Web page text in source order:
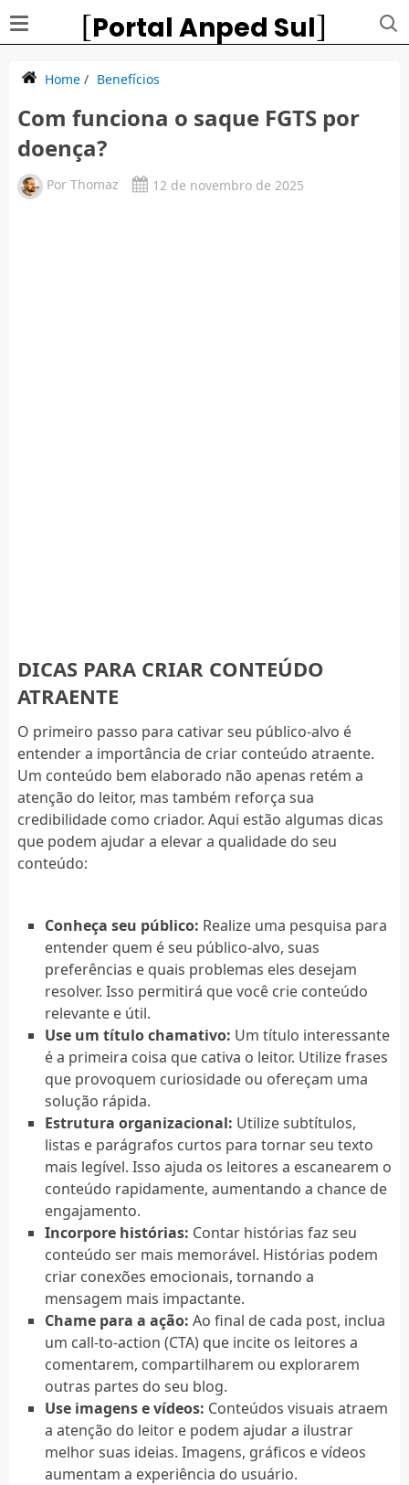
Portal Anped Sul
Home/ Benefícios
Com funciona o saque FGTS por
doença?
Por Thomaz 12 de novembro de 2025
DICAS PARA CRIAR CONTEÚDO
ATRAENTE
O primeiro passo para cativar seu público-alvo é
entender a importância de criar conteúdo atraente.
Um conteúdo bem elaborado não apenas retém a
atenção do leitor, mas também reforça sua
credibilidade como criador. Aqui estão algumas dicas
que podem ajudar a elevar a qualidade do seu
conteúdo:
Conheça seu público: Realize uma pesquisa para
entender quem é seu público-alvo, suas
preferências e quais problemas eles desejam
resolver. Isso permitirá que você crie conteúdo
relevante e útil.
Use um título chamativo: Um título interessante
é a primeira coisa que cativa o leitor. Utilize frases
que provoquem curiosidade ou ofereçam uma
solução rápida.
Estrutura organizacional: Utilize subtítulos,
listas e parágrafos curtos para tornar seu texto
mais legível. Isso ajuda os leitores a escanearem o
conteúdo rapidamente, aumentando a chance de
engajamento.
Incorpore histórias: Contar histórias faz seu
conteúdo ser mais memorável. Histórias podem
criar conexões emocionais, tornando a
mensagem mais impactante.
Chame para a ação: Ao final de cada post, inclua
um call-to-action (CTA) que incite os leitores a
comentarem, compartilharem ou explorarem
outras partes do seu blog.
Use imagens e vídeos: Conteúdos visuais atraem
a atenção do leitor e podem ajudar a ilustrar
melhor suas ideias. Imagens, gráficos e vídeos
aumentam a experiência do usuário.